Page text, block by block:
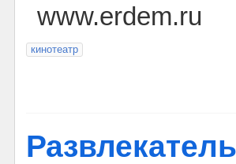
www.erdem.ru
кинотеатр